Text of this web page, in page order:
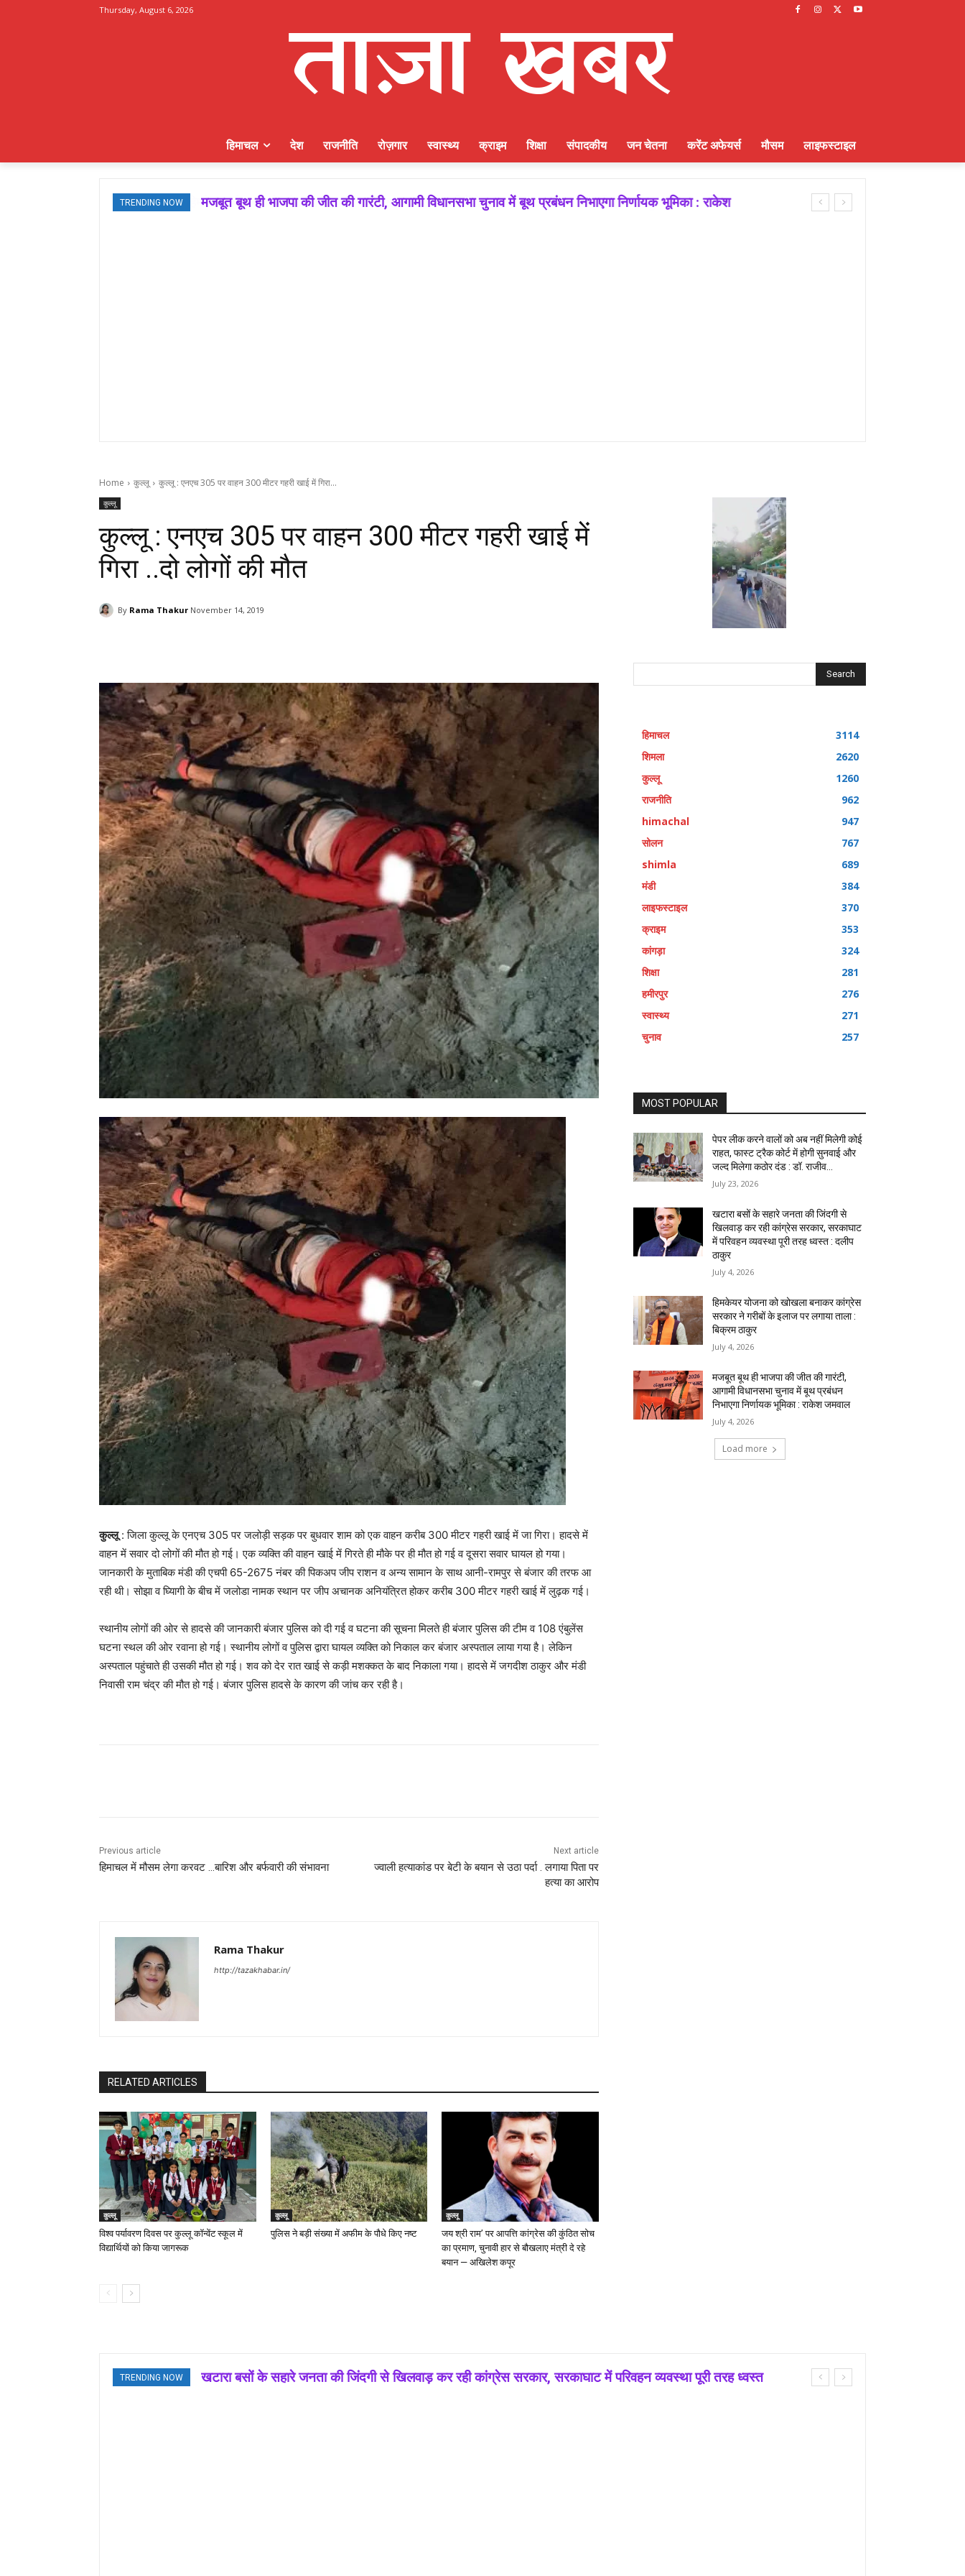
Thursday, August 6, 2026
हिमाचल देश राजनीति रोज़गार स्वास्थ्य क्राइम शिक्षा संपादकीय जन चेतना करेंट अफेयर्स मौसम लाइफस्टाइल
TRENDING NOW
मजबूत बूथ ही भाजपा की जीत की गारंटी, आगामी विधानसभा चुनाव में बूथ प्रबंधन निभाएगा निर्णायक भूमिका : राकेश
Home कुल्लू कुल्लू : एनएच 305 पर वाहन 300 मीटर गहरी खाई में गिरा...
कुल्लू
कुल्लू : एनएच 305 पर वाहन 300 मीटर गहरी खाई में
गिरा ..दो लोगों की मौत
By Rama Thakur November 14, 2019
कुल्लू: जिला कुल्‍लू के एनएच 305 पर जलोड़ी सड़क पर बुधवार शाम को एक वाहन करीब 300 मीटर गहरी खाई में जा गिरा। हादसे में
वाहन में सवार दो लोगों की मौत हो गई। एक व्यक्ति की वाहन खाई में गिरते ही मौके पर ही मौत हो गई व दूसरा सवार घायल हो गया।
जानकारी के मुताबिक मंडी की एचपी 65-2675 नंबर की पिकअप जीप राशन व अन्य सामान के साथ आनी-रामपुर से बंजार की तरफ आ
रही थी। सोझा व घ्यिागी के बीच में जलोडा नामक स्थान पर जीप अ‍चानक अनियंत्रित होकर करीब 300 मीटर गहरी खाई में लुढ़क गई।
स्थानीय लोगों की ओर से हादसे की जानकारी बंजार पुलिस को दी गई व घटना की सूचना मिलते ही बंजार पुलिस की टीम व 108 एंबुलेंस
घटना स्थल की ओर रवाना हो गई। स्थानीय लोगों व पुलिस द्वारा घायल व्यक्ति को निकाल कर बंजार अस्पताल लाया गया है। लेकिन
अस्‍पताल पहुंचाते ही उसकी मौत हो गई। शव को देर रात खाई से कड़ी मशक्‍कत के बाद निकाला गया। हादसे में जगदीश ठाकुर और मंडी
निवासी राम चंद्र की मौत हो गई। बंजार पुलिस हादसे के कारण की जांच कर रही है।
Previous article
हिमाचल में मौसम लेगा करवट …बारिश और बर्फवारी की संभावना
Next article
ज्वाली हत्याकांड पर बेटी के बयान से उठा पर्दा . लगाया पिता पर
हत्या का आरोप
Rama Thakur
http://tazakhabar.in/
RELATED ARTICLES
कुल्लू
विश्व पर्यावरण दिवस पर कुल्लू कॉन्वेंट स्कूल में
विद्यार्थियों को किया जागरूक
कुल्लू
पुलिस ने बड़ी संख्या में अफीम के पौधे किए नष्ट
कुल्लू
जय श्री राम’ पर आपत्ति कांग्रेस की कुंठित सोच
का प्रमाण, चुनावी हार से बौखलाए मंत्री दे रहे
बयान — अखिलेश कपूर
Search
हिमाचल
3114
शिमला
2620
कुल्लू
1260
राजनीति
962
himachal
947
सोलन
767
shimla
689
मंडी
384
लाइफस्टाइल
370
क्राइम
353
कांगड़ा
324
शिक्षा
281
हमीरपुर
276
स्वास्थ्य
271
चुनाव
257
MOST POPULAR
पेपर लीक करने वालों को अब नहीं मिलेगी कोई
राहत, फास्ट ट्रैक कोर्ट में होगी सुनवाई और
जल्द मिलेगा कठोर दंड : डॉ. राजीव...
July 23, 2026
खटारा बसों के सहारे जनता की जिंदगी से
खिलवाड़ कर रही कांग्रेस सरकार, सरकाघाट
में परिवहन व्यवस्था पूरी तरह ध्वस्त : दलीप
ठाकुर
July 4, 2026
हिमकेयर योजना को खोखला बनाकर कांग्रेस
सरकार ने गरीबों के इलाज पर लगाया ताला :
बिक्रम ठाकुर
July 4, 2026
मजबूत बूथ ही भाजपा की जीत की गारंटी,
आगामी विधानसभा चुनाव में बूथ प्रबंधन
निभाएगा निर्णायक भूमिका : राकेश जमवाल
July 4, 2026
Load more